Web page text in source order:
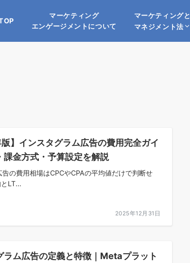
マーケティング
エンゲージメントについて
マーケティングと
マネジメント法
】インスタグラム広告の費用完全ガイ
課金方式・予算設定を解説
の費用相場はCPCやCPAの平均値だけで判断せ
LT...
2025年12月31日
ラム広告の定義と特徴｜Metaプラット